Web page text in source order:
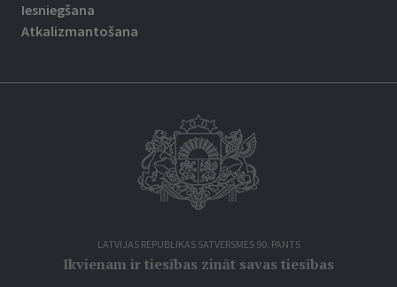
Iesniegšana
Atkalizmantošana
LATVIJAS REPUBLIKAS SATVERSMES 90. PANTS
Ikvienam ir tiesības zināt savas tiesības